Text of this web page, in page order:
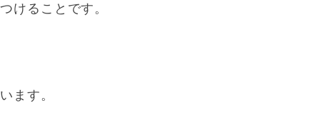
けることです。
ます。